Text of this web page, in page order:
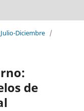
Diciembre /
de